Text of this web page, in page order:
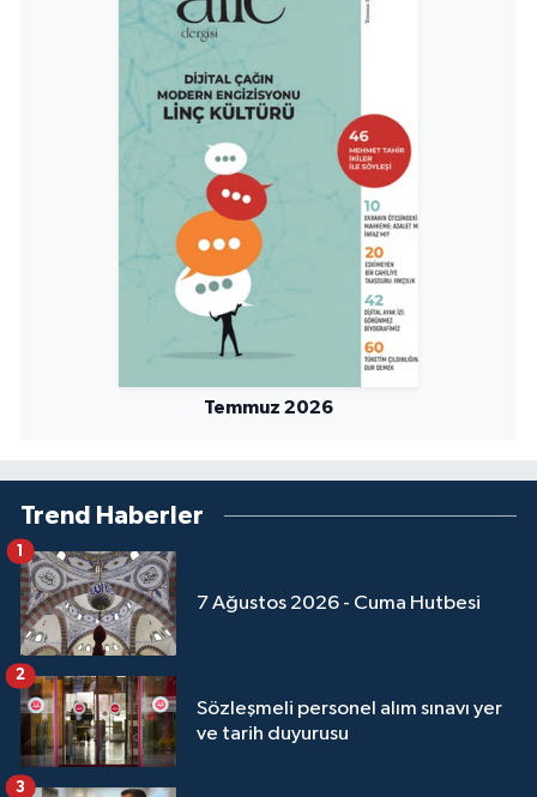
Temmuz 2026
Trend Haberler
7 Ağustos 2026 - Cuma Hutbesi
1
Sözleşmeli personel alım sınavı yer
ve tarih duyurusu
2
3